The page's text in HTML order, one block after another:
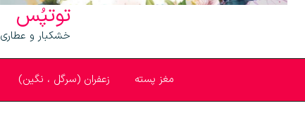
توتپُس
خشکبار و عطاری
مغز پسته زعفران (سرگل ، نگین)